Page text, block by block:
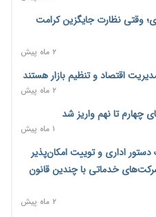
پیش‌بینی افزایش تولید برنج؛ نیاز وارداتی کشور به ۵۰۰ هزار تن
۲ روز پیش
امضای تفاهم‌نامه تجاری ایران و پاکستان؛ هدف‌گذاری تجارت ۱۰
ورود موقت کالا و خودرو تا
۲ روز پیش
وقتی نظارت جایگزین کرامت
۲ ماه پیش
اقتصاد و تنظیم بازار هستند
۲ ماه پیش
۱ ماه پیش
اداری و توییت امکان‌پذیر
خدماتی با چندین قانون
۲ ماه پیش